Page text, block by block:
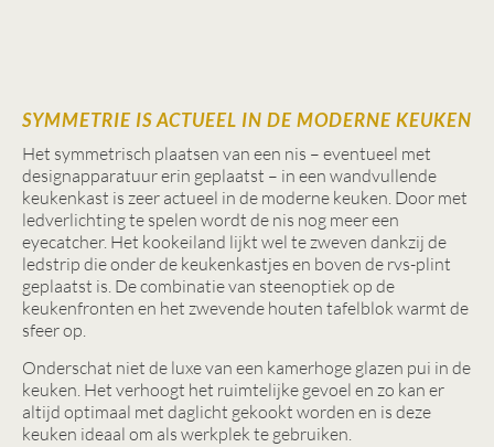
SYMMETRIE IS ACTUEEL IN DE MODERNE KEUKEN
Het symmetrisch plaatsen van een nis – eventueel met
designapparatuur erin geplaatst – in een wandvullende
keukenkast is zeer actueel in de moderne keuken. Door met
ledverlichting te spelen wordt de nis nog meer een
eyecatcher. Het kookeiland lijkt wel te zweven dankzij de
ledstrip die onder de keukenkastjes en boven de rvs-plint
geplaatst is. De combinatie van steenoptiek op de
keukenfronten en het zwevende houten tafelblok warmt de
sfeer op.
Onderschat niet de luxe van een kamerhoge glazen pui in de
keuken. Het verhoogt het ruimtelijke gevoel en zo kan er
altijd optimaal met daglicht gekookt worden en is deze
keuken ideaal om als werkplek te gebruiken.